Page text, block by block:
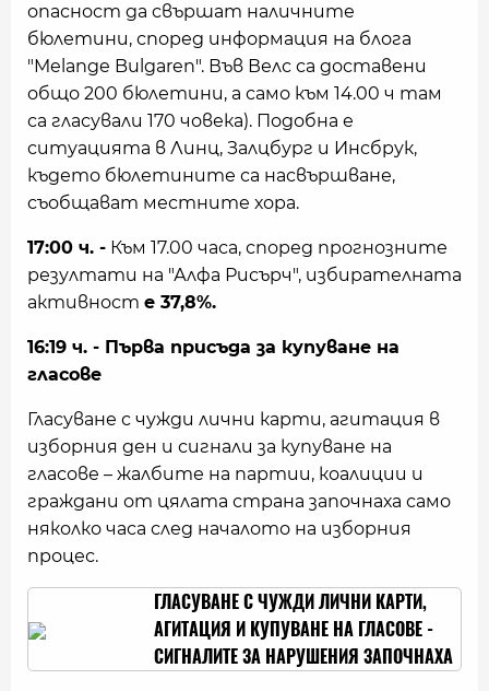
опасност да свършат наличните
бюлетини, според информация на блога
"Melange Bulgaren". Във Велс са доставени
общо 200 бюлетини, а само към 14.00 ч там
са гласували 170 човека). Подобна е
ситуацията в Линц, Залцбург и Инсбрук,
където бюлетините са насвършване,
съобщават местните хора.
17:00 ч. - Към 17.00 часа, според прогнозните
резултати на "Алфа Рисърч", избирателната
активност е 37,8%.
16:19 ч. - Първа присъда за купуване на
гласове
Гласуване с чужди лични карти, агитация в
изборния ден и сигнали за купуване на
гласове – жалбите на партии, коалиции и
граждани от цялата страна започнаха само
няколко часа след началото на изборния
процес.
ГЛАСУВАНЕ С ЧУЖДИ ЛИЧНИ КАРТИ,
АГИТАЦИЯ И КУПУВАНЕ НА ГЛАСОВЕ -
СИГНАЛИТЕ ЗА НАРУШЕНИЯ ЗАПОЧНАХА